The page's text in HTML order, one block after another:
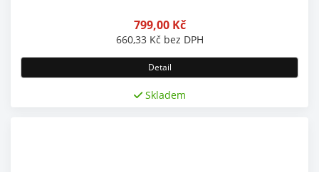
799,00 Kč
660,33 Kč bez DPH
Detail
Skladem